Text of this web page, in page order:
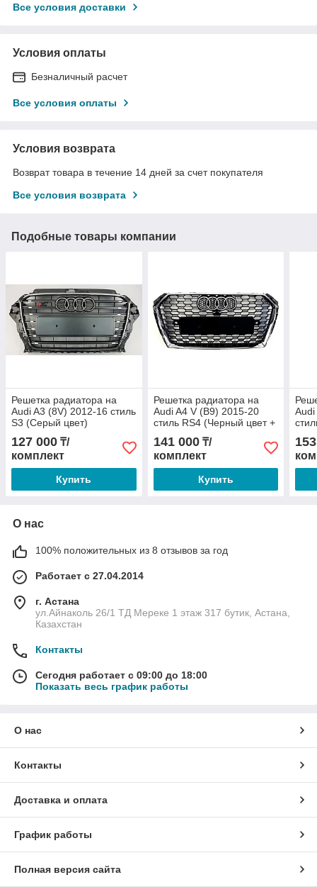
Все условия доставки
Условия оплаты
Безналичный расчет
Все условия оплаты
Условия возврата
Возврат товара в течение 14 дней за счет покупателя
Все условия возврата
Подобные товары компании
Решетка радиатора на
Audi A3 (8V) 2012-16 стиль
S3 (Серый цвет)
127 000 ₸/
комплект
Купить
Решетка радиатора на
Audi A4 V (B9) 2015-20
стиль RS4 (Черный цвет +
141 000₸/
комплект
Купить
О нас
100% положительных из 8 отзывов за год
Работает с 27.04.2014
г. Астана
ул.Айнаколь 26/1 ТД Мереке 1 этаж 317 бутик, Астана,
Казахстан
Контакты
Сегодня работает с 09:00 до 18:00
Показать весь график работы
О нас
Контакты
Доставка и оплата
График работы
Полная версия сайта